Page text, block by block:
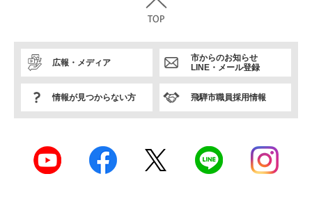
広報・メディア
市からのお知らせ
LINE・メール登録
情報が見つからない方 飛騨市職員採用情報